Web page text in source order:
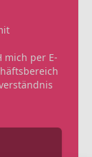
mich per E-